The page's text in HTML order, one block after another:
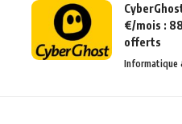
€/mois :
offerts
Informatique